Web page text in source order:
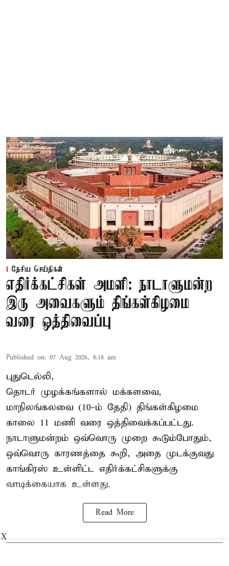
தேசிய செய்திகள்
எதிர்க்கட்சிகள் அமளி: நாடாளுமன்ற
இரு அவைகளும் திங்கள்கிழமை
வரை ஒத்திவைப்பு
Published on: 07 Aug 2026, 8:18 am
புதுடெல்லி,
தொடர் முழக்கங்களால் மக்களவை,
மாநிலங்கலவை (10-ம் தேதி) திங்கள்கிழமை
காலை 11 மணி வரை ஒத்திவைக்கப்பட்டது.
நாடாளுமன்றம் ஒவ்வொரு முறை கூடும்போதும்,
ஒவ்வொரு காரணத்தை கூறி, அதை முடக்குவது
காங்கிரஸ் உள்ளிட்ட எதிர்க்கட்சிகளுக்கு
வாடிக்கையாக உள்ளது.
Read More
X